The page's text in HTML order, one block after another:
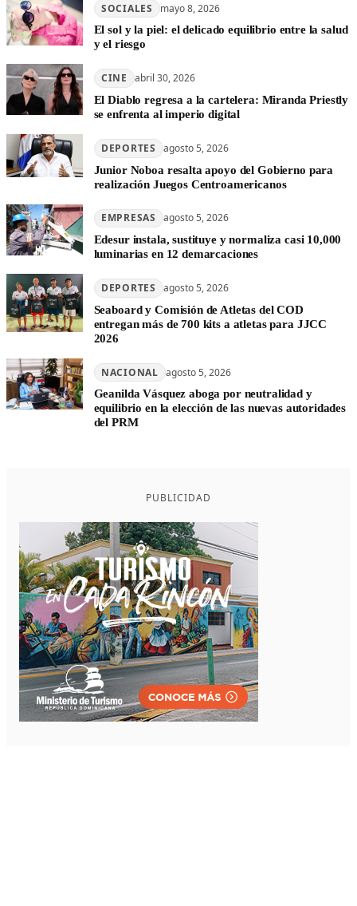
SOCIALES mayo 8, 2026
El sol y la piel: el delicado equilibrio entre la salud
y el riesgo
CINE abril 30, 2026
El Diablo regresa a la cartelera: Miranda Priestly
se enfrenta al imperio digital
DEPORTES agosto 5, 2026
Junior Noboa resalta apoyo del Gobierno para
realización Juegos Centroamericanos
EMPRESAS agosto 5, 2026
Edesur instala, sustituye y normaliza casi 10,000
luminarias en 12 demarcaciones
DEPORTES agosto 5, 2026
Seaboard y Comisión de Atletas del COD
entregan más de 700 kits a atletas para JJCC
2026
NACIONAL agosto 5, 2026
Geanilda Vásquez aboga por neutralidad y
equilibrio en la elección de las nuevas autoridades
del PRM
PUBLICIDAD